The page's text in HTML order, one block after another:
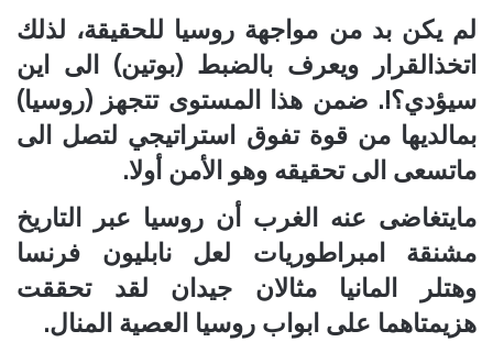
لم يكن بد من مواجهة روسيا للحقيقة، لذلك
اتخذالقرار ويعرف بالضبط (بوتين) الى اين
سيؤدي؟!. ضمن هذا المستوى تتجهز (روسيا)
بمالديها من قوة تفوق استراتيجي لتصل الى
ماتسعى الى تحقيقه وهو الأمن أولا.
مايتغاضى عنه الغرب أن روسيا عبر التاريخ
مشنقة امبراطوريات لعل نابليون فرنسا
وهتلر المانيا مثالان جيدان لقد تحققت
هزيمتاهما على ابواب روسيا العصية المنال.